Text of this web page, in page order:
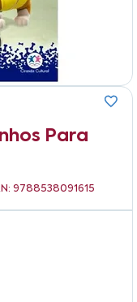
Para
9788538091615